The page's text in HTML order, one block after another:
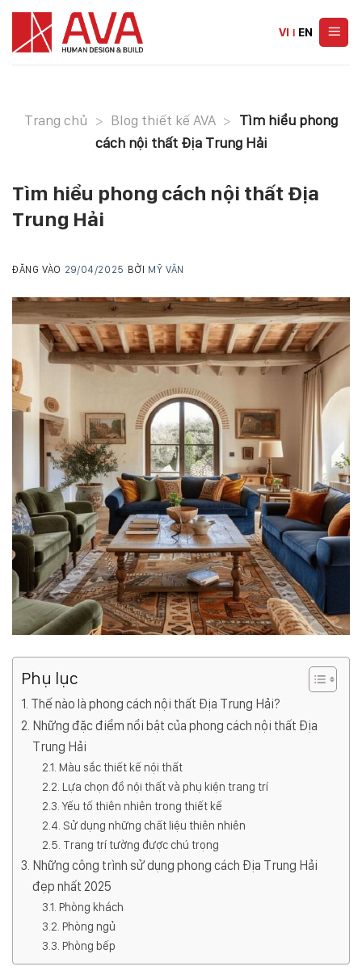
Skip
content
VI | EN
Trang chủ > Blog thiết kế AVA > Tìm hiểu phong
cách nội thất Địa Trung Hải
Tìm hiểu phong cách nội thất Địa
Trung Hải
ĐĂNG VÀO 29/04/2025 BỞI MỸ VÂN
Phụ lục
Thế nào là phong cách nội thất Địa Trung Hải?
Những đặc điểm nổi bật của phong cách nội thất Địa
Trung Hải
Màu sắc thiết kế nội thất
Lựa chọn đồ nội thất và phụ kiện trang trí
Yếu tố thiên nhiên trong thiết kế
Sử dụng những chất liệu thiên nhiên
Trang trí tường được chú trọng
Những công trình sử dụng phong cách Địa Trung Hải
đẹp nhất 2025
Phòng khách
Phòng ngủ
Phòng bếp